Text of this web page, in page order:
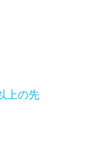
上の先